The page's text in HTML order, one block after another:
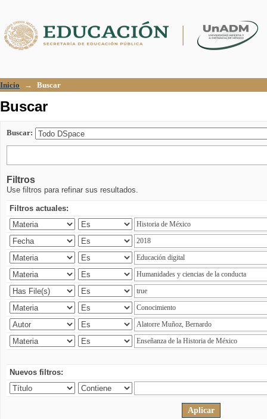
Inicio → Buscar
Buscar
Buscar:
Filtros
Use filtros para refinar sus resultados.
Filtros actuales:
Nuevos filtros: